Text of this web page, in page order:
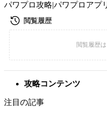
パワプロ攻略|パワプロアプ
攻略コンテンツ
注目の記事